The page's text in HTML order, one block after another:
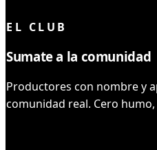
EL CLUB
Sumate a la comunidad
Productores con nombre y
comunidad real. Cero